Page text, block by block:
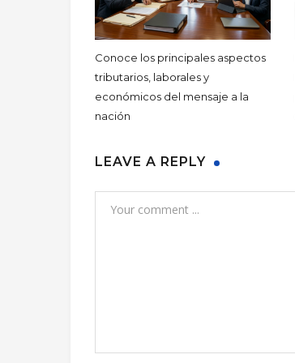
Conoce los principales aspectos
tributarios, laborales y
económicos del mensaje a la
nación
LEAVE A REPLY